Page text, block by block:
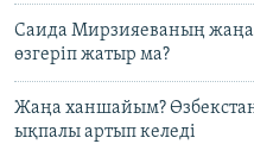
Саида Мирзияеваның жаңа
өзгеріп жатыр ма?
Жаңа ханшайым?
ықпалы артып келеді